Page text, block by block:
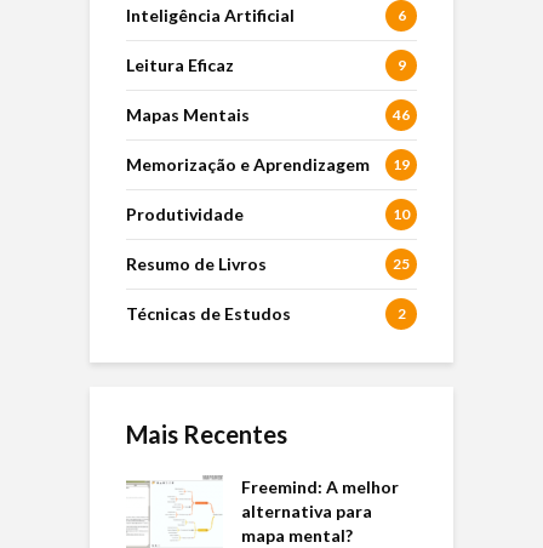
Inteligência Artificial 6
Leitura Eficaz 9
Mapas Mentais 46
Memorização e Aprendizagem 19
Produtividade 10
Resumo de Livros 25
Técnicas de Estudos 2
Mais Recentes
Freemind: A melhor
alternativa para
mapa mental?